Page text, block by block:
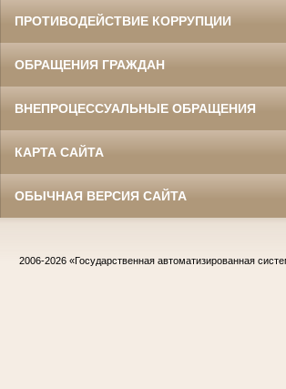
ПРОТИВОДЕЙСТВИЕ КОРРУПЦИИ
ОБРАЩЕНИЯ ГРАЖДАН
ВНЕПРОЦЕССУАЛЬНЫЕ ОБРАЩЕНИЯ
КАРТА САЙТА
ОБЫЧНАЯ ВЕРСИЯ САЙТА
2006-2026 «Государственная автоматизированная